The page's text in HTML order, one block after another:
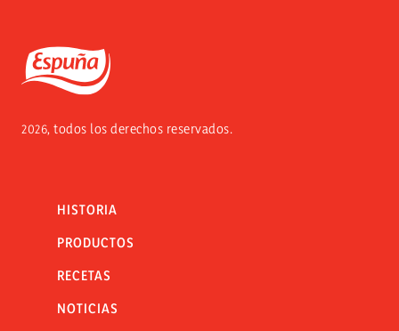
Espuña
2026, todos los derechos reservados.
HISTORIA
PRODUCTOS
RECETAS
NOTICIAS